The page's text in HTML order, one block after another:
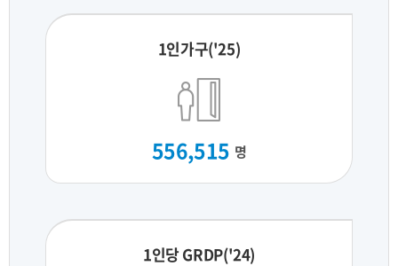
1인가구('25)
556,515 명
1인당 GRDP('24)